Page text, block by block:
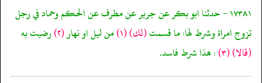
١٧٣٨١ - حدثنا ابو بكر عن جرير عن مطرف عن الحكم وحماد في رجل
تزوج امراة وشرط لها: ما قسمت(لك)(١) من ليل او نهار(٢) رضيت به
(قالا)(٣) : هذا شرط فاسد.